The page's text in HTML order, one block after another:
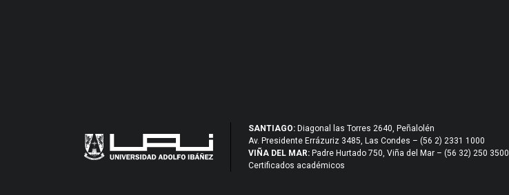
SANTIAGO: Diagonal las Torres 2640, Peñalolén
Av. Presidente Errázuriz 3485, Las Condes – (56 2) 2331 1000
VIÑA DEL MAR: Padre Hurtado 750, Viña del Mar – (56 32) 250 3500
Certificados académicos